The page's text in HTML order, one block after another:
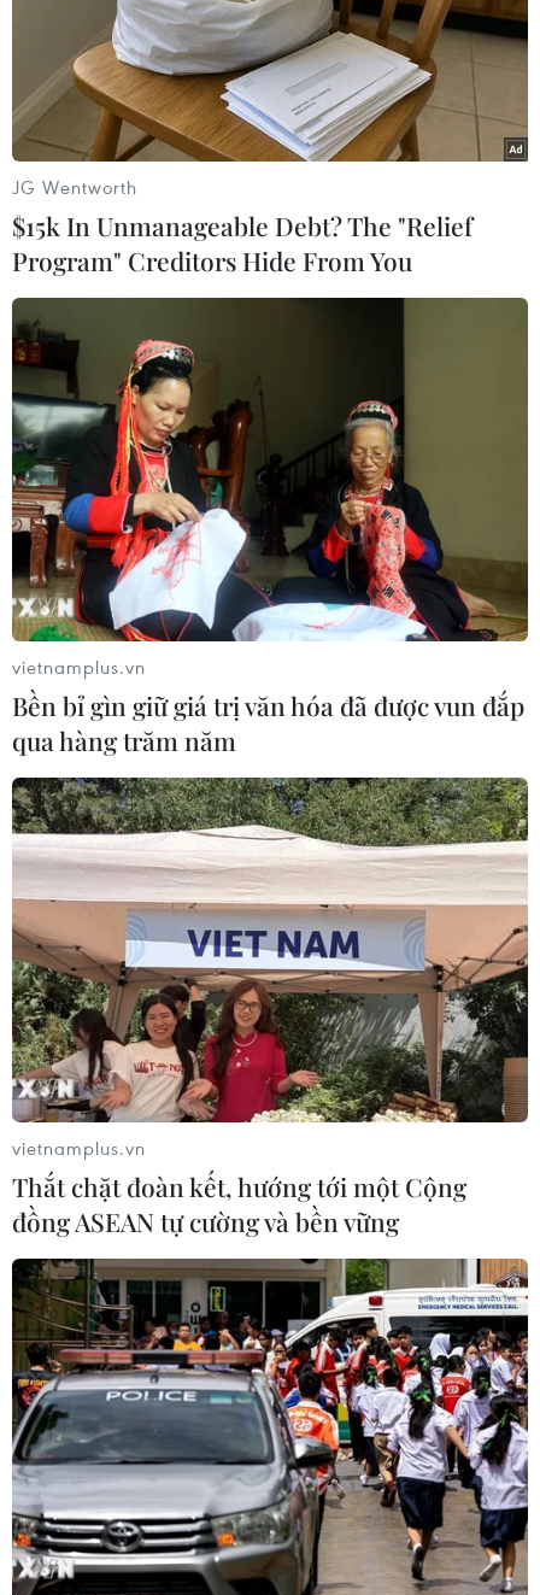
Venezuela
Theo dõi VietnamPlus
TIN LIÊN QUAN
Venezuela sẽ tổ chức trưng cầu dân ý về
Hiến pháp sửa đổi
02/06/2017 04:18
Tổng thống Venezuela Nicolás Maduro tuyên bố sẽ tổ
chức trưng cầu dân ý về Hiến pháp sửa đổi và khẳng
định các cử tri sẽ đưa ra quyết định cuối cùng.
Chủ tịch Cuba tuyên bố ủng hộ chính
quyền hợp pháp tại Venezuela
02/06/2017 07:19
Chủ tịch Raul Castro tuyên bố Cuba ủng hộ chính quyền
hợp pháp của Venezuala và cần phải lên án những
hành động can thiệp, trừng phạt nhằm lật đổ chính phủ
JG Wentworth
$15k In Unmanageable Debt? The "Relief
Program" Creditors Hide From You
vietnamplus.vn
Bền bỉ gìn giữ giá trị văn hóa đã được vun đắp
qua hàng trăm năm
vietnamplus.vn
Thắt chặt đoàn kết, hướng tới một Cộng
đồng ASEAN tự cường và bền vững